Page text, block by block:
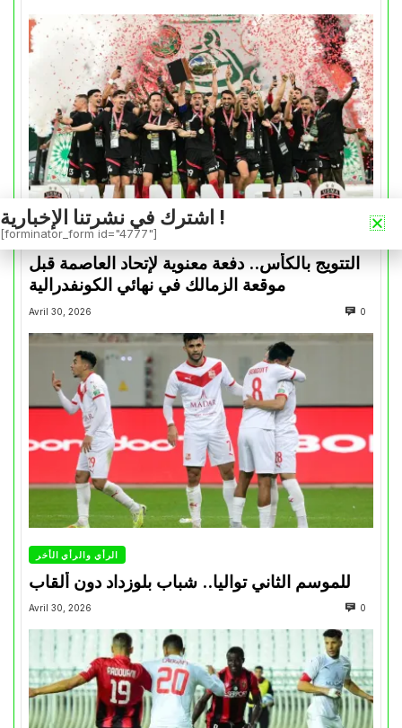
كأس الكونفدرالية
التتويج بالكأس.. دفعة معنوية لإتحاد العاصمة قبل
موقعة الزمالك في نهائي الكونفدرالية
Avril 30, 2026 0
الرأي والرأي الأخر
للموسم الثاني تواليا.. شباب بلوزداد دون ألقاب
Avril 30, 2026 0
اشترك في نشرتنا الإخبارية !
[forminator_form id="4777"]